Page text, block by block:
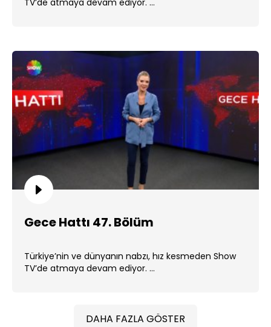
Gece Hattı 47. Bölüm
Türkiye’nin ve dünyanın nabzı, hız kesmeden Show
TV’de atmaya devam ediyor. ...
DAHA FAZLA GÖSTER